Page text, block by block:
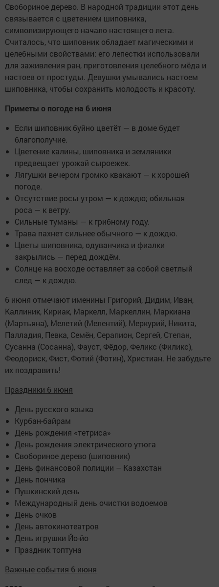
Свобориное дерево. В народной традиции этот день
связывается с цветением шиповника,
символизирующего начало настоящего лета.
Считалось, что шиповник обладает магическими и
целебными свойствами: его лепестки использовали
для заживления ран, приготовления целебного мёда и
настоев от простуды. Девушки умывались настоем
шиповника, чтобы сохранить молодость и красоту.
Приметы о погоде на 6 июня
Если шиповник буйно цветёт — в доме будет
благополучие.
Цветение калины, шиповника и земляники
предвещает урожай сыроежек.
Лягушки вечером громко квакают — к хорошей
погоде.
Отсутствие росы утром — к дождю; обильная
роса — к ветру.
Сильные туманы — к грибному году.
Трава пахнет сильнее обычного — к дождю.
Цветы шиповника, одуванчика и фиалки
закрылись — перед дождём.
Солнце на восходе оставляет за собой светлый
след — к дождю.
6 июня отмечают именины Григорий, Дидим, Иван,
Каллиник, Кириак, Маркелл, Маркеллин, Маркиана
(Мартьяна), Мелетий (Мелентий), Меркурий, Никита,
Палладия, Певка, Семён, Серапион, Сергей, Степан,
Сусанна (Сосанна), Фауст, Фёдор, Феликс (Филикс),
Феодориск, Фист, Фотий (Фотин), Христиан. Не забудьте
их поздравить!
Праздники 6 июня
День русского языка
Курбан-байрам
День рождения «тетриса»
День рождения электрического утюга
Свобориное дерево (шиповник)
День финансовой полиции – Казахстан
День пончика
Пушкинский день
Международный день очистки водоемов
День очков
День автокинотеатров
День игрушки Йо-йо
Праздник топтуна
Важные события 6 июня